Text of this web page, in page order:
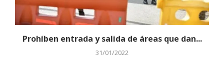
Prohíben entrada y salida de áreas que dan...
31/01/2022